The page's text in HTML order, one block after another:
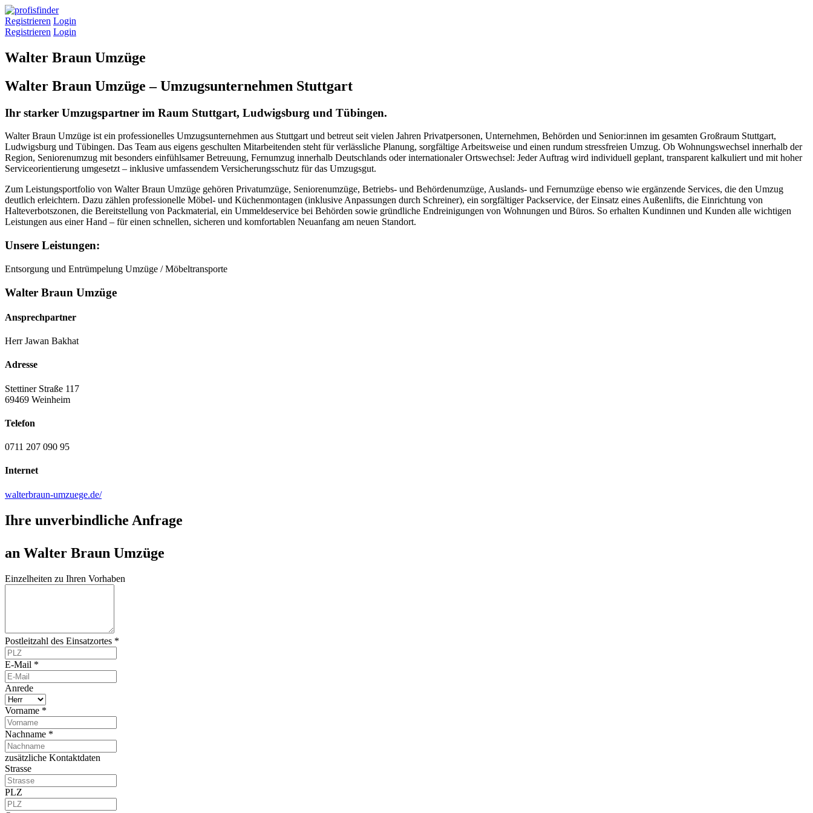
Registrieren Login
Registrieren Login
Walter Braun Umzüge
Walter Braun Umzüge – Umzugsunternehmen Stuttgart
Ihr starker Umzugspartner im Raum Stuttgart, Ludwigsburg und Tübingen.
Walter Braun Umzüge ist ein professionelles Umzugsunternehmen aus Stuttgart und betreut seit vielen Jahren Privatpersonen, Unternehmen, Behörden und Senior:innen im gesamten Großraum Stuttgart,
Ludwigsburg und Tübingen. Das Team aus eigens geschulten Mitarbeitenden steht für verlässliche Planung, sorgfältige Arbeitsweise und einen rundum stressfreien Umzug. Ob Wohnungswechsel innerhalb der
Region, Seniorenumzug mit besonders einfühlsamer Betreuung, Fernumzug innerhalb Deutschlands oder internationaler Ortswechsel: Jeder Auftrag wird individuell geplant, transparent kalkuliert und mit hoher
Serviceorientierung umgesetzt – inklusive umfassendem Versicherungsschutz für das Umzugsgut.
Zum Leistungsportfolio von Walter Braun Umzüge gehören Privatumzüge, Seniorenumzüge, Betriebs- und Behördenumzüge, Auslands- und Fernumzüge ebenso wie ergänzende Services, die den Umzug
deutlich erleichtern. Dazu zählen professionelle Möbel- und Küchenmontagen (inklusive Anpassungen durch Schreiner), ein sorgfältiger Packservice, der Einsatz eines Außenlifts, die Einrichtung von
Halteverbotszonen, die Bereitstellung von Packmaterial, ein Ummeldeservice bei Behörden sowie gründliche Endreinigungen von Wohnungen und Büros. So erhalten Kundinnen und Kunden alle wichtigen
Leistungen aus einer Hand – für einen schnellen, sicheren und komfortablen Neuanfang am neuen Standort.
Unsere Leistungen:
Entsorgung und Entrümpelung Umzüge / Möbeltransporte
Walter Braun Umzüge
Ansprechpartner
Herr Jawan Bakhat
Adresse
Stettiner Straße 117
69469 Weinheim
Telefon
0711 207 090 95
Internet
walterbraun-umzuege.de/
Ihre unverbindliche Anfrage
an Walter Braun Umzüge
Einzelheiten zu Ihren Vorhaben
Postleitzahl des Einsatzortes *
E-Mail *
Anrede
Vorname *
Nachname *
zusätzliche Kontaktdaten
Strasse
PLZ